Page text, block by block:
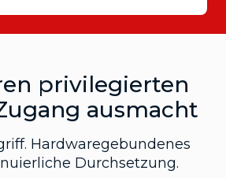
privilegierten
ausmacht
Hardwaregebundenes
Durchsetzung.